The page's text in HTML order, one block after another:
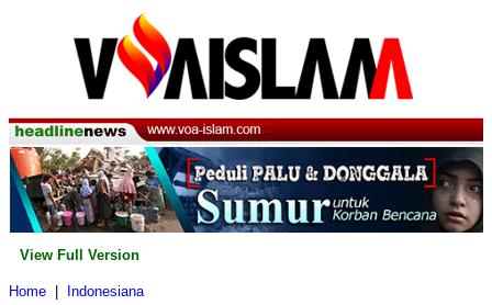
View Full Version
Home
Indonesiana